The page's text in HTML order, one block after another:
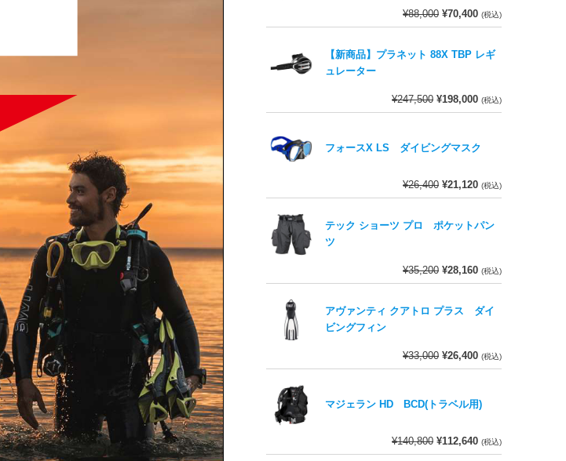
¥88,000 ¥70,400 (税込)
【新商品】プラネット 88X TBP レギ
ュレーター
¥247,500 ¥198,000 (税込)
フォースX LS ダイビングマスク
¥26,400 ¥21,120 (税込)
テック ショーツ プロ ポケットパン
ツ
¥35,200 ¥28,160 (税込)
アヴァンティ クアトロ プラス ダイ
ビングフィン
¥33,000 ¥26,400 (税込)
マジェラン HD BCD(トラベル用)
¥140,800 ¥112,640 (税込)